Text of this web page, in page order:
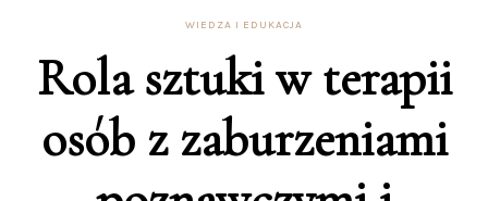
WIEDZA I EDUKACJA
Rola sztuki w terapii
osób z zaburzeniami